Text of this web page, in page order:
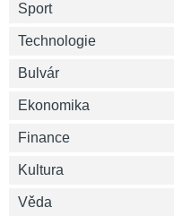
Sport
Technologie
Bulvár
Ekonomika
Finance
Kultura
Věda